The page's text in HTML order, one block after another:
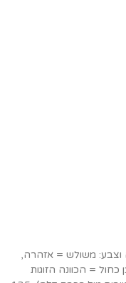
וצבע: משולש = אזהרה,
כחול = הכוונה הזוגות